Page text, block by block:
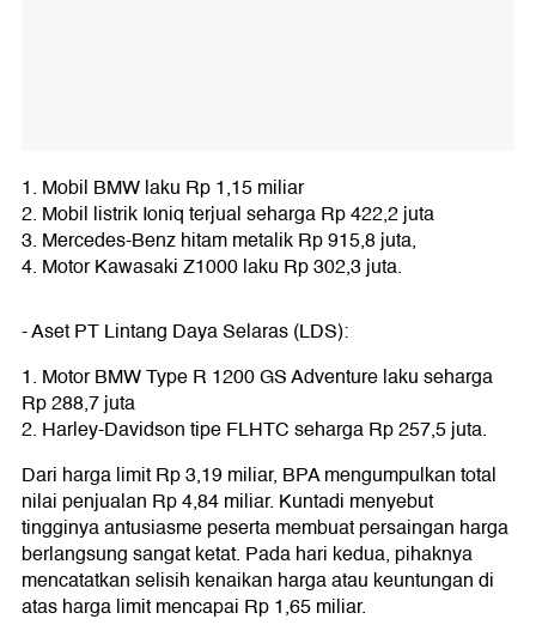
1. Mobil BMW laku Rp 1,15 miliar
2. Mobil listrik Ioniq terjual seharga Rp 422,2 juta
3. Mercedes-Benz hitam metalik Rp 915,8 juta,
4. Motor Kawasaki Z1000 laku Rp 302,3 juta.
- Aset PT Lintang Daya Selaras (LDS):
1. Motor BMW Type R 1200 GS Adventure laku seharga
Rp 288,7 juta
2. Harley-Davidson tipe FLHTC seharga Rp 257,5 juta.
Dari harga limit Rp 3,19 miliar, BPA mengumpulkan total
nilai penjualan Rp 4,84 miliar. Kuntadi menyebut
tingginya antusiasme peserta membuat persaingan harga
berlangsung sangat ketat. Pada hari kedua, pihaknya
mencatatkan selisih kenaikan harga atau keuntungan di
atas harga limit mencapai Rp 1,65 miliar.